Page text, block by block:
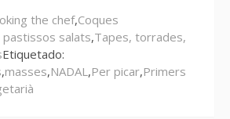
the chef,Coques
pastissos salats,Tapes, torrades,
Etiquetado:
,masses,NADAL ,Per picar,Primers